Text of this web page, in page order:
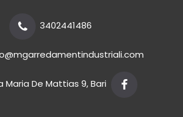
3402441486
Maria De Mattias 9, Bari